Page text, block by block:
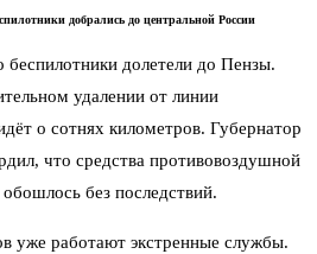
добрались до центральной России
беспилотники долетели до Пензы.
удалении от линии
о сотнях километров. Губернатор
что средства противовоздушной
без последствий.
уже работают экстренные службы.